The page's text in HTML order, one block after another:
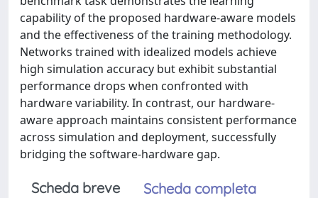
capability of the proposed hardware-aware models
and the effectiveness of the training methodology.
Networks trained with idealized models achieve
high simulation accuracy but exhibit substantial
performance drops when confronted with
hardware variability. In contrast, our hardware-
aware approach maintains consistent performance
across simulation and deployment, successfully
bridging the software-hardware gap.
Scheda breve Scheda completa